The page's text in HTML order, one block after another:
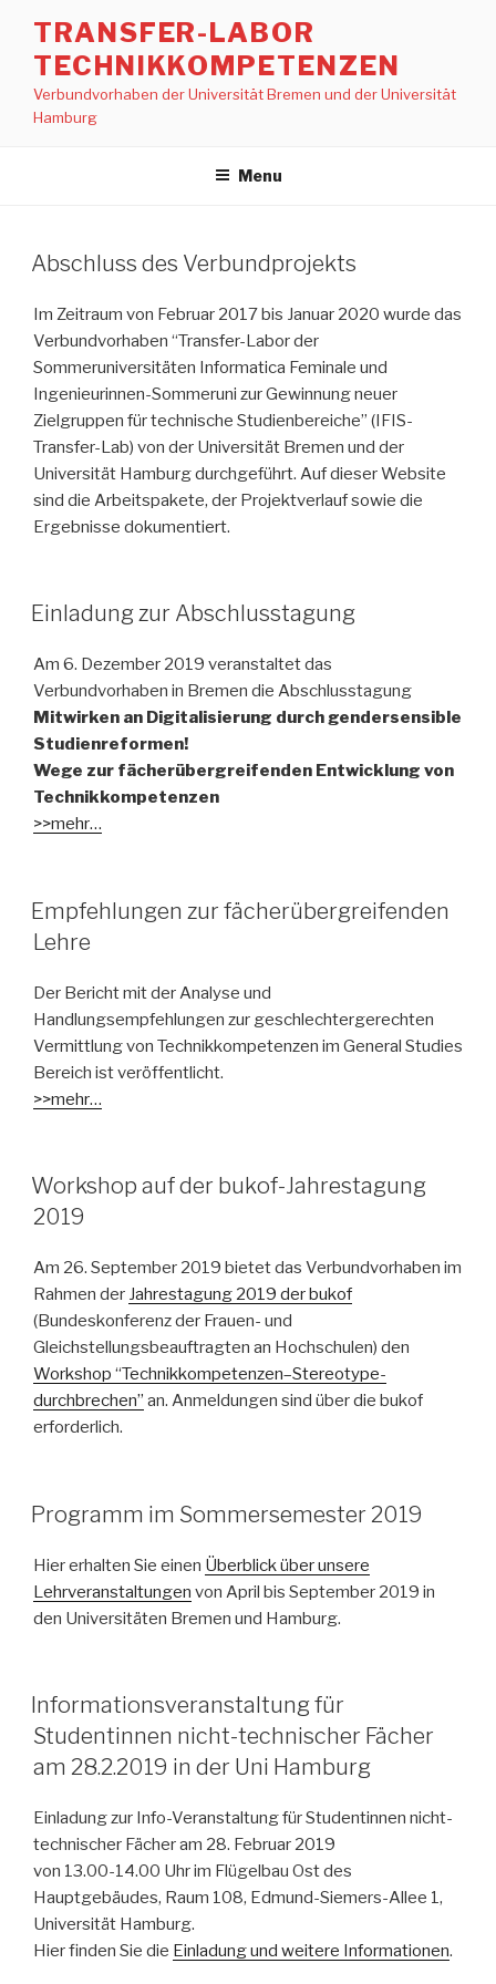
content
TRANSFER-LABOR
TECHNIKKOMPETENZEN
Verbundvorhaben der Universität Bremen und der Universität
Hamburg
Menu
Abschluss des Verbundprojekts
Im Zeitraum von Februar 2017 bis Januar 2020 wurde das
Verbundvorhaben “Transfer-Labor der
Sommeruniversitäten Informatica Feminale und
Ingenieurinnen-Sommeruni zur Gewinnung neuer
Zielgruppen für technische Studienbereiche” (IFIS-
Transfer-Lab) von der Universität Bremen und der
Universität Hamburg durchgeführt. Auf dieser Website
sind die Arbeitspakete, der Projektverlauf sowie die
Ergebnisse dokumentiert.
Einladung zur Abschlusstagung
Am 6. Dezember 2019 veranstaltet das
Verbundvorhaben in Bremen die Abschlusstagung
Mitwirken an Digitalisierung durch gendersensible
Studienreformen!
Wege zur fächerübergreifenden Entwicklung von
Technikkompetenzen
>>mehr…
Empfehlungen zur fächerübergreifenden
Lehre
Der Bericht mit der Analyse und
Handlungsempfehlungen zur geschlechtergerechten
Vermittlung von Technikkompetenzen im General Studies
Bereich ist veröffentlicht.
>>mehr…
Workshop auf der bukof-Jahrestagung
2019
Am 26. September 2019 bietet das Verbundvorhaben im
Rahmen der Jahrestagung 2019 der bukof
(Bundeskonferenz der Frauen- und
Gleichstellungsbeauftragten an Hochschulen) den
Workshop “Technikkompetenzen­–­Stereotype­
durchbrechen” an. Anmeldungen sind über die bukof
erforderlich.
Programm im Sommersemester 2019
Hier erhalten Sie einen Überblick über unsere
Lehrveranstaltungen von April bis September 2019 in
den Universitäten Bremen und Hamburg.
Informationsveranstaltung für
Studentinnen nicht-technischer Fächer
am 28.2.2019 in der Uni Hamburg
Einladung zur Info-Veranstaltung für Studentinnen nicht-
technischer Fächer am 28. Februar 2019
von 13.00-14.00 Uhr im Flügelbau Ost des
Hauptgebäudes, Raum 108, Edmund-Siemers-Allee 1,
Universität Hamburg.
Hier finden Sie die Einladung und weitere Informationen.